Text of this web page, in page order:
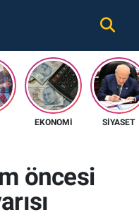
EKONOMI SIYASET
öncesi
Fikstür